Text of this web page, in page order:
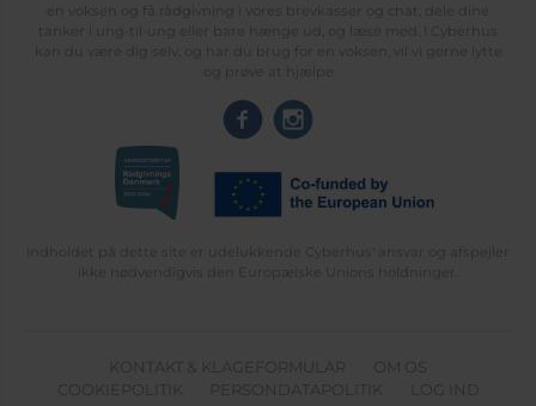
en voksen og få rådgivning i vores brevkasser og chat, dele dine
tanker i ung-til-ung eller bare hænge ud, og læse med. I Cyberhus
kan du være dig selv, og har du brug for en voksen, vil vi gerne lytte
og prøve at hjælpe
Indholdet på dette site er udelukkende Cyberhus' ansvar og afspejler
ikke nødvendigvis den Europæiske Unions holdninger.
KONTAKT & KLAGEFORMULAR
OM OS
COOKIEPOLITIK
PERSONDATAPOLITIK
LOG IND